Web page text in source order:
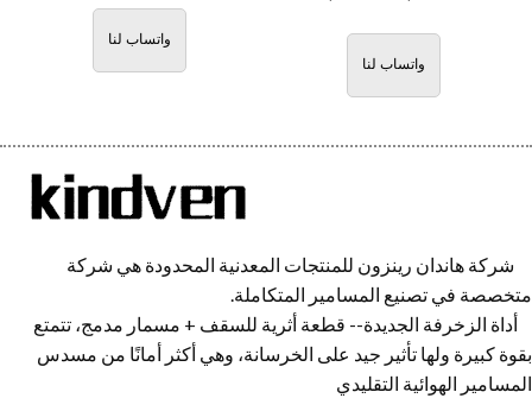
واتساب لنا
واتساب لنا
شركة هاندان رينزون للمنتجات المعدنية المحدودة هي شركة
متخصصة في تصنيع المسامير المتكاملة.
أداة الزخرفة الجديدة-- قطعة أثرية للسقف + مسمار مدمج، تتمتع
بقوة كبيرة ولها تأثير جيد على الخرسانة، وهي أكثر أمانًا من مسدس
المسامير الهوائية التقليدي